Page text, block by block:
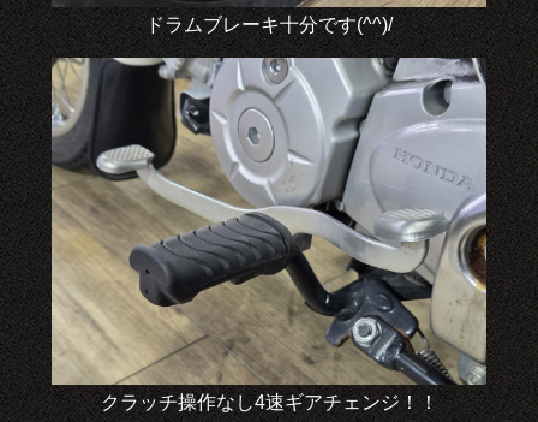
ドラムブレーキ十分です(^^)/
クラッチ操作なし4速ギアチェンジ！！